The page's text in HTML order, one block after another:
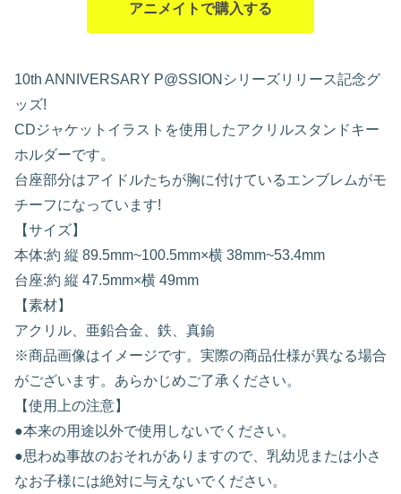
アニメイトで購入する
10th ANNIVERSARY P@SSIONシリーズリリース記念グ
ッズ!
CDジャケットイラストを使用したアクリルスタンドキー
ホルダーです。
台座部分はアイドルたちが胸に付けているエンブレムがモ
チーフになっています!
【サイズ】
本体:約 縦 89.5mm~100.5mm×横 38mm~53.4mm
台座:約 縦 47.5mm×横 49mm
【素材】
アクリル、亜鉛合金、鉄、真鍮
※商品画像はイメージです。実際の商品仕様が異なる場合
がございます。あらかじめご了承ください。
【使用上の注意】
●本来の用途以外で使用しないでください。
●思わぬ事故のおそれがありますので、乳幼児または小さ
なお子様には絶対に与えないでください。